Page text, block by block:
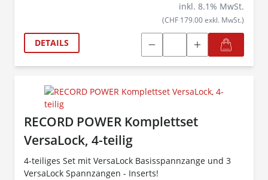
inkl. 8.1% MwSt.
(CHF 179.00 exkl. MwSt.)
DETAILS
RECORD POWER Komplettset
VersaLock, 4-teilig
4-teiliges Set mit VersaLock Basisspannzange und 3
VersaLock Spannzangen - Inserts!